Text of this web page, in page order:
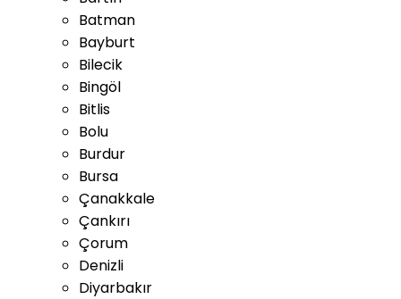
Batman
Bayburt
Bilecik
Bingöl
Bitlis
Bolu
Burdur
Bursa
Çanakkale
Çankırı
Çorum
Denizli
Diyarbakır